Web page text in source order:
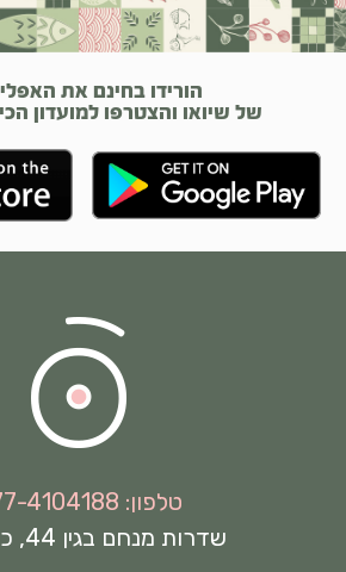
הורידו בחינם את
של שיואו והצטרפו למועדון
טלפון: 077-4104188
שדרות מנחם בגין 44, כפר יונה